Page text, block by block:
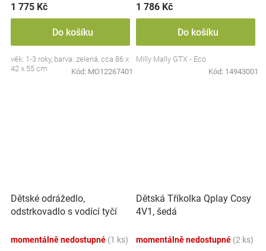
1 775 Kč
Do košíku
věk: 1-3 roky, barva: zelená, cca 86 x
42 x 55 cm
Kód: MO12267401
1 786 Kč
Do košíku
Milly Mally GTX - Eco
Kód: 14943001
Dětské odrážedlo,
odstrkovadlo s vodící tyčí
momentálně nedostupné (1 ks)
Dětská Tříkolka Qplay Cosy
4V1, šedá
momentálně nedostupné (2 ks)